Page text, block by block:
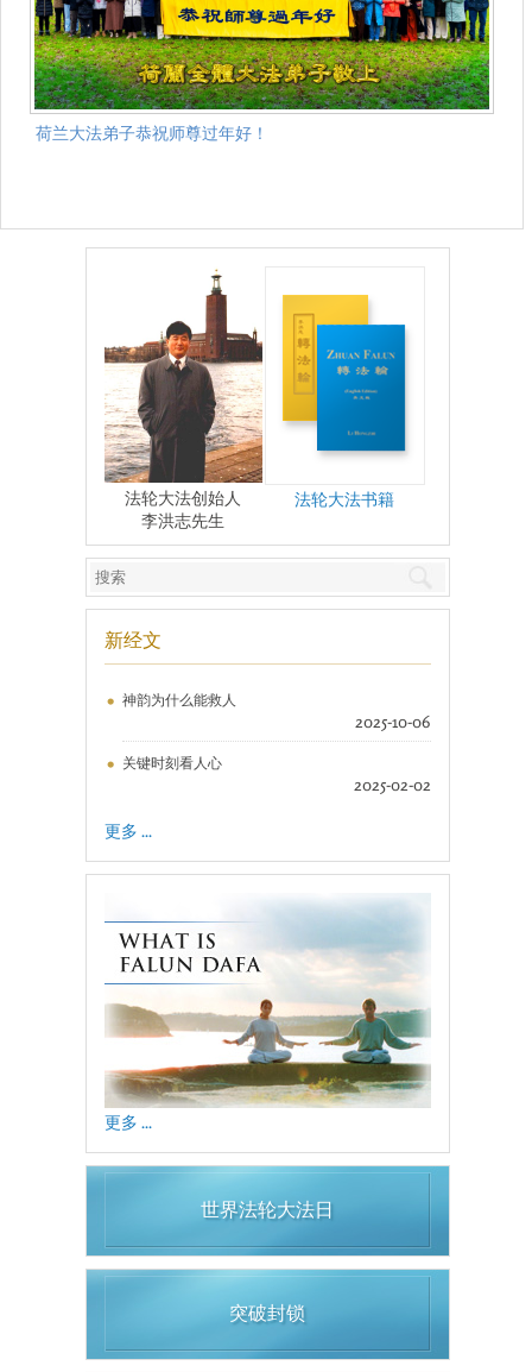
荷兰大法弟子恭祝师尊过年好！
法轮大法创始人
李洪志先生
法轮大法书籍
新经文
神韵为什么能救人
2025-10-06
关键时刻看人心
2025-02-02
更多 ...
更多 ...
世界法轮大法日
突破封锁